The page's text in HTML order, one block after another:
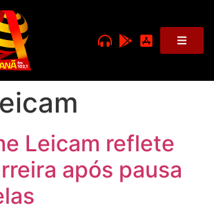
Leicam reflete
após pausa